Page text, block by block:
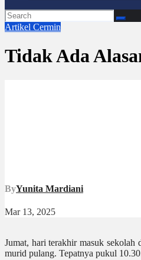
Artikel Cermin
Tidak Ada
ByYunita Mardiani
Mar 13, 2025
Jumat, hari terakhir masuk
murid pulang. Tepatnya pukul